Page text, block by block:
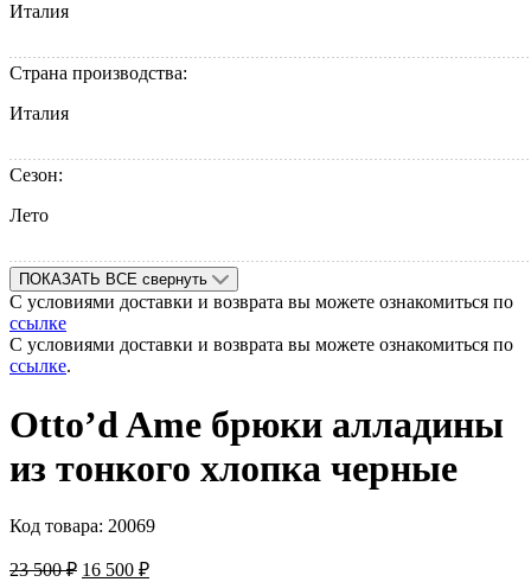
Италия
Страна производства:
Италия
Сезон:
Лето
ПОКАЗАТЬ ВСЕ свернуть
С условиями доставки и возврата вы можете ознакомиться по
ссылке
С условиями доставки и возврата вы можете ознакомиться по
ссылке.
Otto’d Ame брюки алладины
из тонкого хлопка черные
Код товара: 20069
23 500₽ 16 500 ₽